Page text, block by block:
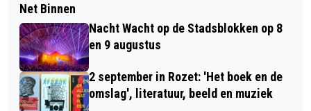
Net Binnen
Nacht Wacht op de Stadsblokken op 8
en 9 augustus
2 september in Rozet: 'Het boek en de
omslag', literatuur, beeld en muziek